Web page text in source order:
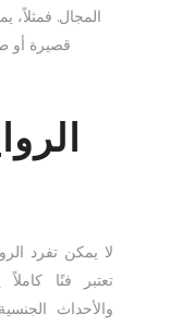
المجال. فمثلاً،
قصيرة أو
لا يمكن تفرد
تعتبر فنًا
والأحداث